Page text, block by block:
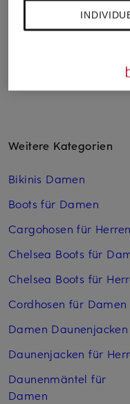
Weitere Kategorien
Bikinis Damen
Boots für Damen
Cargohosen für Herren
Chelsea Boots für
Chelsea Boots für
Cordhosen für Damen
Damen Daunenjacken
Daunenjacken für
Daunenmäntel für
Damen